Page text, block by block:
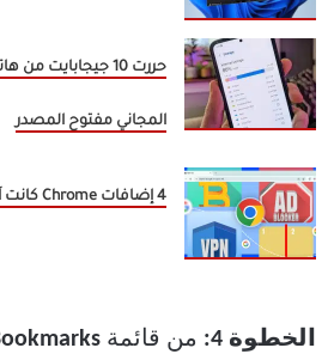
المجاني مفتوح المصدر
4 إضافات Chrome كانت آمنة ثم أصبحت برامج ضارة
الخطوة 4: من قائمة